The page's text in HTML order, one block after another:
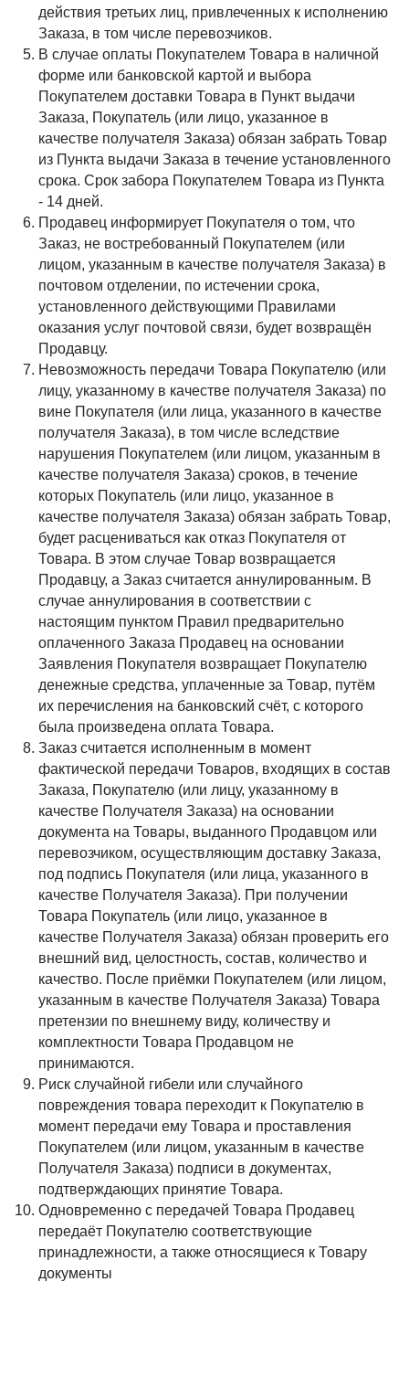
действия третьих лиц, привлеченных к исполнению
Заказа, в том числе перевозчиков.
В случае оплаты Покупателем Товара в наличной
форме или банковской картой и выбора
Покупателем доставки Товара в Пункт выдачи
Заказа, Покупатель (или лицо, указанное в
качестве получателя Заказа) обязан забрать Товар
из Пункта выдачи Заказа в течение установленного
срока. Срок забора Покупателем Товара из Пункта
- 14 дней.
Продавец информирует Покупателя о том, что
Заказ, не востребованный Покупателем (или
лицом, указанным в качестве получателя Заказа) в
почтовом отделении, по истечении срока,
установленного действующими Правилами
оказания услуг почтовой связи, будет возвращён
Продавцу.
Невозможность передачи Товара Покупателю (или
лицу, указанному в качестве получателя Заказа) по
вине Покупателя (или лица, указанного в качестве
получателя Заказа), в том числе вследствие
нарушения Покупателем (или лицом, указанным в
качестве получателя Заказа) сроков, в течение
которых Покупатель (или лицо, указанное в
качестве получателя Заказа) обязан забрать Товар,
будет расцениваться как отказ Покупателя от
Товара. В этом случае Товар возвращается
Продавцу, а Заказ считается аннулированным. В
случае аннулирования в соответствии с
настоящим пунктом Правил предварительно
оплаченного Заказа Продавец на основании
Заявления Покупателя возвращает Покупателю
денежные средства, уплаченные за Товар, путём
их перечисления на банковский счёт, с которого
была произведена оплата Товара.
Заказ считается исполненным в момент
фактической передачи Товаров, входящих в состав
Заказа, Покупателю (или лицу, указанному в
качестве Получателя Заказа) на основании
документа на Товары, выданного Продавцом или
перевозчиком, осуществляющим доставку Заказа,
под подпись Покупателя (или лица, указанного в
качестве Получателя Заказа). При получении
Товара Покупатель (или лицо, указанное в
качестве Получателя Заказа) обязан проверить его
внешний вид, целостность, состав, количество и
качество. После приёмки Покупателем (или лицом,
указанным в качестве Получателя Заказа) Товара
претензии по внешнему виду, количеству и
комплектности Товара Продавцом не
принимаются.
Риск случайной гибели или случайного
повреждения товара переходит к Покупателю в
момент передачи ему Товара и проставления
Покупателем (или лицом, указанным в качестве
Получателя Заказа) подписи в документах,
подтверждающих принятие Товара.
Одновременно с передачей Товара Продавец
передаёт Покупателю соответствующие
принадлежности, а также относящиеся к Товару
документы